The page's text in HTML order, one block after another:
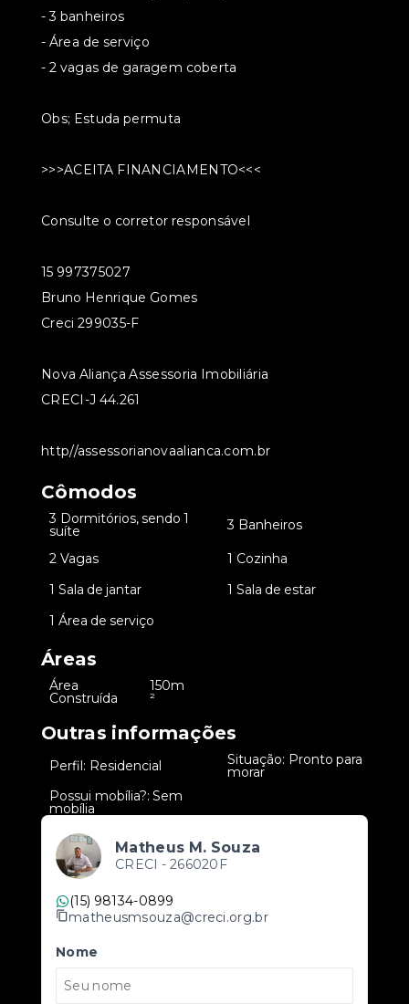
- 3 banheiros
- Área de serviço
- 2 vagas de garagem coberta
Obs; Estuda permuta
>>>ACEITA FINANCIAMENTO<<<
Consulte o corretor responsável
15 997375027
Bruno Henrique Gomes
Creci 299035-F
Nova Aliança Assessoria Imobiliária
CRECI-J 44.261
http//assessorianovaalianca.com.br
Cômodos
3 Dormitórios, sendo 1
suíte 3 Banheiros
2 Vagas
1 Cozinha
1 Sala de jantar
1 Sala de estar
1 Área de serviço
Áreas
Área
Construída
150m
²
Outras informações
Perfil: Residencial Situação: Pronto para
morar
Possui mobília?: Sem
mobília
Matheus M. Souza
CRECI - 266020F
(15) 98134-0899
matheusmsouza@creci.org.br
Nome